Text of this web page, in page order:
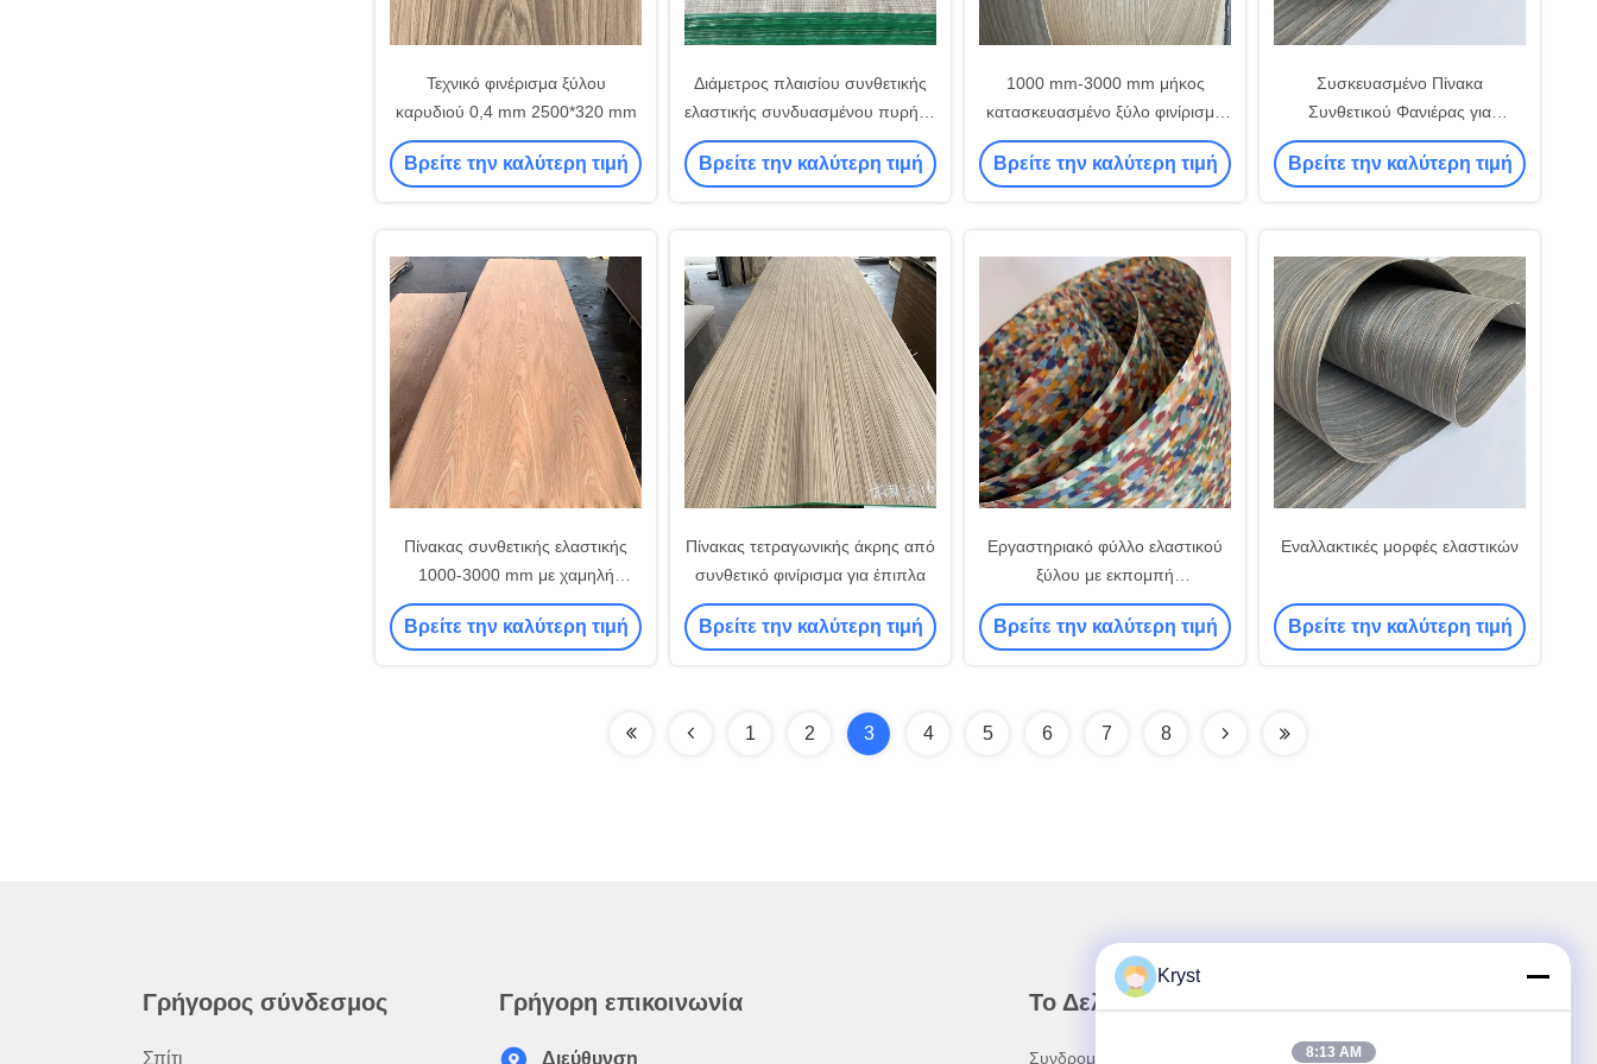
Τεχνικό φινέρισμα ξύλου
καρυδιού 0,4 mm 2500*320 mm
Βρείτε την καλύτερη τιμή
Διάμετρος πλαισίου συνθετικής
ελαστικής συνδυασμένου πυρήνα
1000 mm-3000 mm
Βρείτε την καλύτερη τιμή
1000 mm-3000 mm μήκος
κατασκευασμένο ξύλο φινίρισμα
1000 mm-2000 mm πλάτος
Βρείτε την καλύτερη τιμή
Συσκευασμένο Πίνακα
Συνθετικού Φανιέρας για
Διακόσμηση
Βρείτε την καλύτερη τιμή
Πίνακας συνθετικής ελαστικής
1000-3000 mm με χαμηλή
περιεκτικότητα σε υγρασία για
χρήση B2B
Βρείτε την καλύτερη τιμή
Πίνακας τετραγωνικής άκρης από
συνθετικό φινίρισμα για έπιπλα
Βρείτε την καλύτερη τιμή
Εργαστηριακό φύλλο ελαστικού
ξύλου με εκπομπή
φορμαλδεΰδης E1/E2
Βρείτε την καλύτερη τιμή
Εναλλακτικές μορφές ελαστικών
Βρείτε την καλύτερη τιμή
1 2 3 4 5 6 7 8
Γρήγορος σύνδεσμος
Σπίτι
Γρήγορη επικοινωνία
Διεύθυνση
Το Δελτίο Ενημέρωσης
Συνδρομηθείτε στο ενημερωτικό μας δελτίο για
Kryst
8:13 AM